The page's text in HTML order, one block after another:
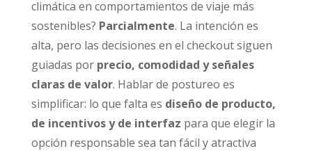
climática en comportamientos de viaje más
sostenibles? Parcialmente. La intención es
alta, pero las decisiones en el checkout siguen
guiadas por precio, comodidad y señales
claras de valor. Hablar de postureo es
simplificar: lo que falta es diseño de producto,
de incentivos y de interfaz para que elegir la
opción responsable sea tan fácil y atractiva